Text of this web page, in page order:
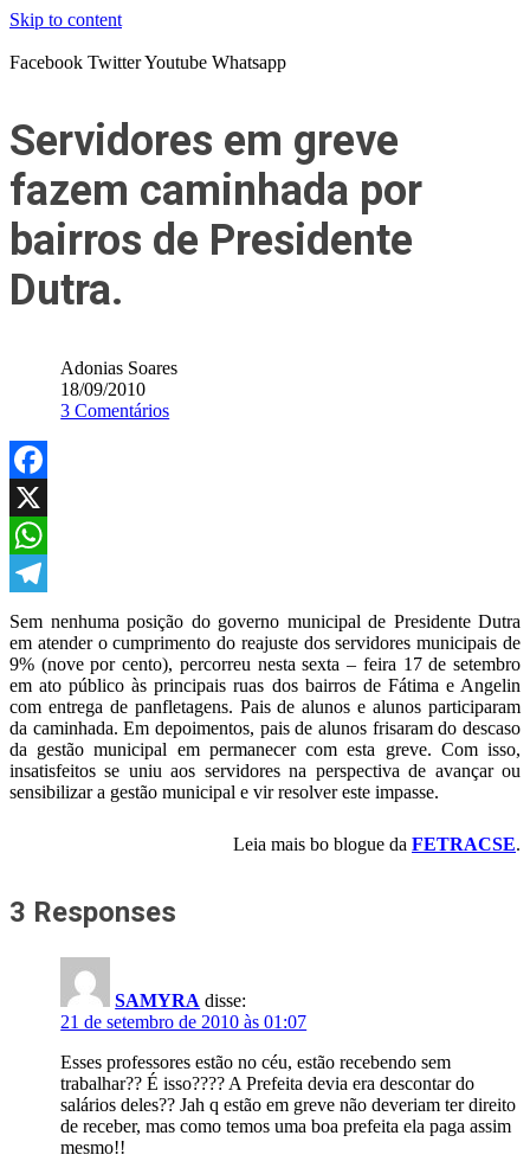
Skip to content
Facebook TwitterYoutube Whatsapp
Servidores em greve
fazem caminhada por
bairros de Presidente
Dutra.
Adonias Soares
18/09/2010
3 Comentários
Facebook
X
WhatsApp
Telegram
Sem nenhuma posição do governo municipal de Presidente Dutra
em atender o cumprimento do reajuste dos servidores municipais de
9% (nove por cento), percorreu nesta sexta – feira 17 de setembro
em ato público às principais ruas dos bairros de Fátima e Angelin
com entrega de panfletagens. Pais de alunos e alunos participaram
da caminhada. Em depoimentos, pais de alunos frisaram do descaso
da gestão municipal em permanecer com esta greve. Com isso,
insatisfeitos se uniu aos servidores na perspectiva de avançar ou
sensibilizar a gestão municipal e vir resolver este impasse.
Leia mais bo blogue da FETRACSE.
3 Responses
SAMYRA disse:
21 de setembro de 2010 às 01:07
Esses professores estão no céu, estão recebendo sem
trabalhar?? É isso???? A Prefeita devia era descontar do
salários deles?? Jah q estão em greve não deveriam ter direito
de receber, mas como temos uma boa prefeita ela paga assim
mesmo!!